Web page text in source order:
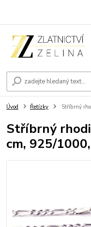
Úvod Řetízky Stříbrný
Stříbrný
cm, 925/